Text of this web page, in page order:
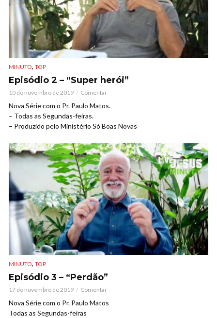
MINUTO, TOP
Episódio 2 – “Super herói”
10 de novembro de 2019 Comentar
Nova Série com o Pr. Paulo Matos.
– Todas as Segundas-feiras.
– Produzido pelo Ministério Só Boas Novas
MINUTO, TOP
Episódio 3 – “Perdão”
17 de novembro de 2019 Comentar
Nova Série com o Pr. Paulo Matos
Todas as Segundas-feiras